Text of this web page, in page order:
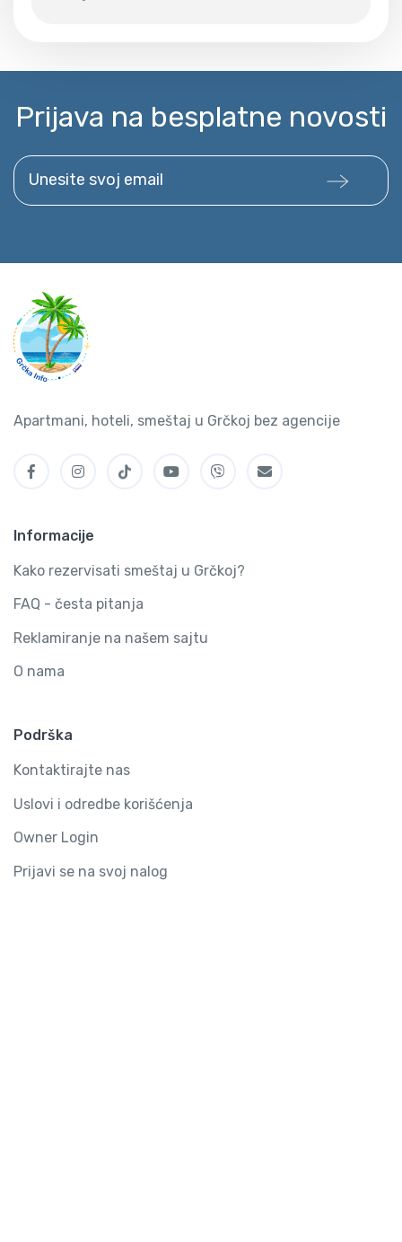
Prijava na besplatne novosti
Unesite svoj email
Apartmani, hoteli, smeštaj u Grčkoj bez agencije
Informacije
Kako rezervisati smeštaj u Grčkoj?
FAQ - česta pitanja
Reklamiranje na našem sajtu
O nama
Podrška
Kontaktirajte nas
Uslovi i odredbe korišćenja
Owner Login
Prijavi se na svoj nalog